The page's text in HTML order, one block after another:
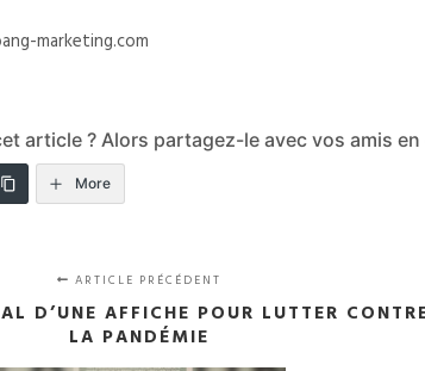
marketing.com
article ? Alors partagez-le avec vos amis
More
ARTICLE PRÉCÉDENT
D’UNE AFFICHE POUR LUTTER
LA PANDÉMIE